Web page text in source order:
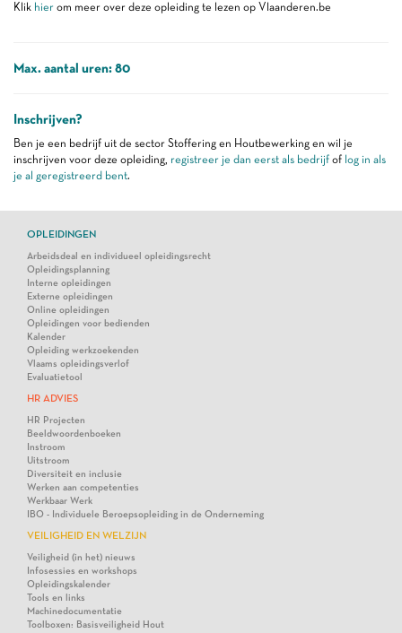
Klik hier om meer over deze opleiding te lezen op Vlaanderen.be
Max. aantal uren: 80
Inschrijven?
Ben je een bedrijf uit de sector Stoffering en Houtbewerking en wil je
inschrijven voor deze opleiding, registreer je dan eerst als bedrijf of log in als
je al geregistreerd bent.
OPLEIDINGEN
Arbeidsdeal en individueel opleidingsrecht
Opleidingsplanning
Interne opleidingen
Externe opleidingen
Online opleidingen
Opleidingen voor bedienden
Kalender
Opleiding werkzoekenden
Vlaams opleidingsverlof
Evaluatietool
HR ADVIES
HR Projecten
Beeldwoordenboeken
Instroom
Uitstroom
Diversiteit en inclusie
Werken aan competenties
Werkbaar Werk
IBO - Individuele Beroepsopleiding in de Onderneming
VEILIGHEID EN WELZIJN
Veiligheid (in het) nieuws
Infosessies en workshops
Opleidingskalender
Tools en links
Machinedocumentatie
Toolboxen: Basisveiligheid Hout